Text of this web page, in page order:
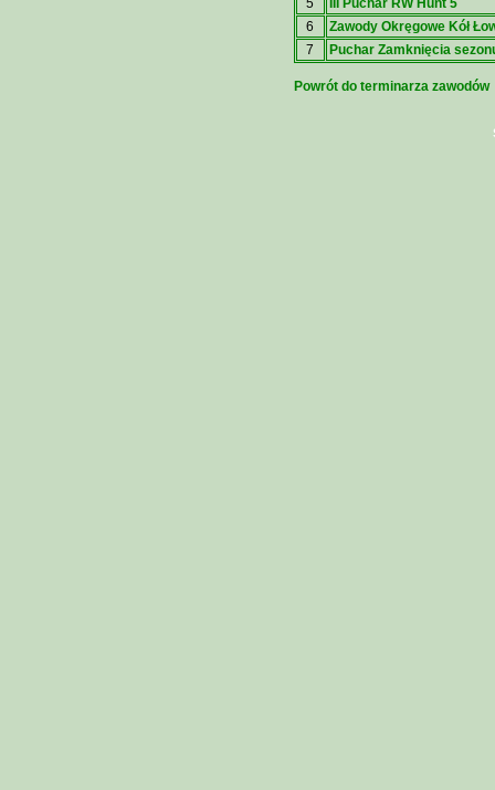
5
III Puchar RW Hunt 5
6
Zawody Okręgowe Kół
7
Puchar Zamknięcia
Powrót do terminarza zawodów